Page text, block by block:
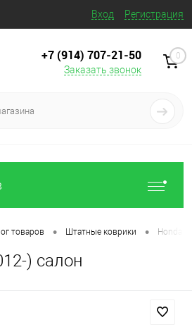
Вход Регистрация
+7 (914) 707‒21‒50
Заказать звонок
0
товаров • Штатные коврики • Honda
) салон